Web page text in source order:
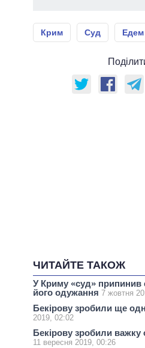
Крим Суд Едем
ЧИТАЙТЕ ТАКОЖ
У Криму «суд» припинив
його одужання 7 жовтня
Бекірову зробили ще
2019, 02:02
Бекірову зробили важку
11 вересня 2019, 00:26